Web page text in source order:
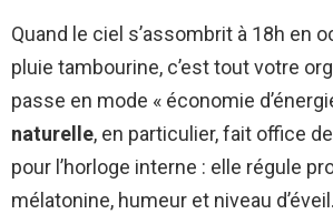
Quand le ciel s’assombrit à 18h en
pluie tambourine, c’est tout votre
passe en mode « économie
naturelle, en particulier, fait office
pour l’horloge interne : elle régule
mélatonine, humeur et niveau